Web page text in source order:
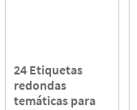
24 Etiquetas
redondas
temáticas para